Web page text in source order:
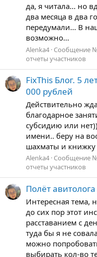
да, я читала... но
два месяца в два
передумали... В
возможно...
Alenka4 Сообщение
отчеты участников
FixThis Блог. 5
000 рублей
Действительно
благодарное
субсидию или
имени.. беру на
шахматы и книжку
Alenka4 Сообщение
отчеты участников
Полёт авитолога
Интересная тема,
до сих пор этот
расставанием с
туда бы я не
можно
выбирать кол-во